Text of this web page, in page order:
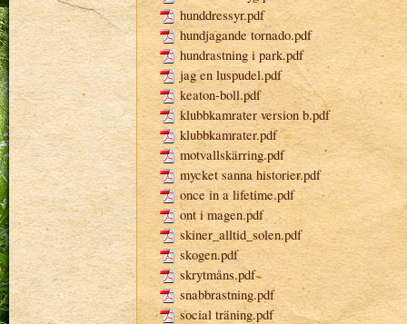
hunddressyr.pdf
hundjagande tornado.pdf
hundrastning i park.pdf
jag en luspudel.pdf
keaton-boll.pdf
klubbkamrater version b.pdf
klubbkamrater.pdf
motvallskärring.pdf
mycket sanna historier.pdf
once in a lifetime.pdf
ont i magen.pdf
skiner_alltid_solen.pdf
skogen.pdf
skrytmåns.pdf
snabbrastning.pdf
social träning.pdf